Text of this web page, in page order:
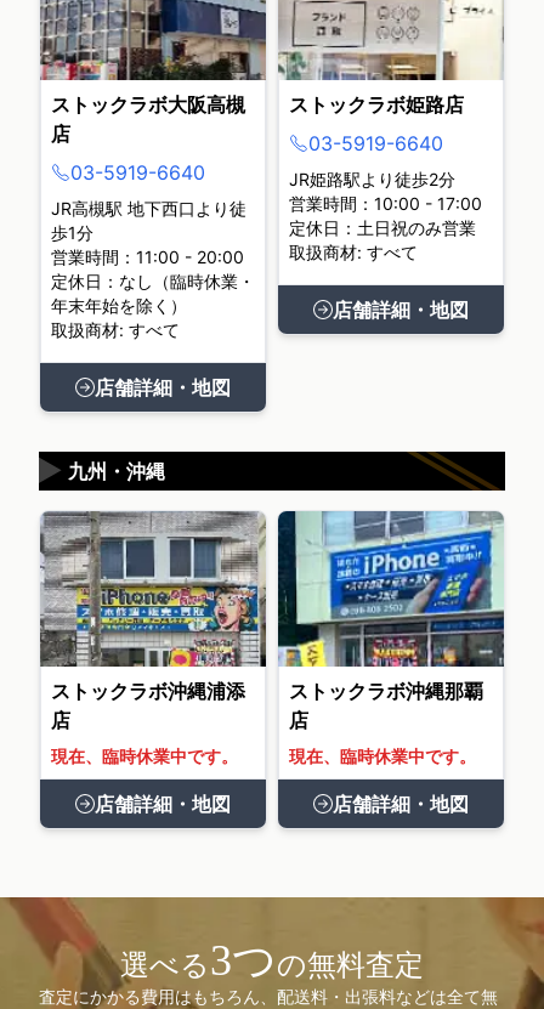
ストックラボ大阪高槻
店
03-5919-6640
JR高槻駅 地下西口より徒
歩1分
営業時間：11:00 - 20:00
定休日：なし（臨時休業・
年末年始を除く）
取扱商材: すべて
店舗詳細・地図
ストックラボ姫路店
03-5919-6640
JR姫路駅より徒歩2分
営業時間：10:00 - 17:00
定休日：土日祝のみ営業
取扱商材: すべて
店舗詳細・地図
九州・沖縄
▶
ストックラボ沖縄浦添
店
現在、臨時休業中です。
店舗詳細・地図
ストックラボ沖縄那覇
店
現在、臨時休業中です。
店舗詳細・地図
選べる3つの無料査定
査定にかかる費用はもちろん、配送料・出張料などは全て無